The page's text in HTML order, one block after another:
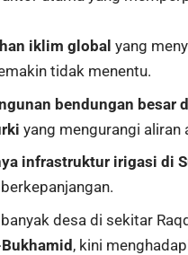
iklim global yang
tidak menentu.
bendungan besar
yang mengurangi aliran
infrastruktur irigasi di
desa di sekitar
, kini